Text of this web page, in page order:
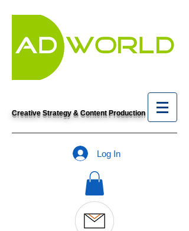
Creative Strategy & Content Production
Log In